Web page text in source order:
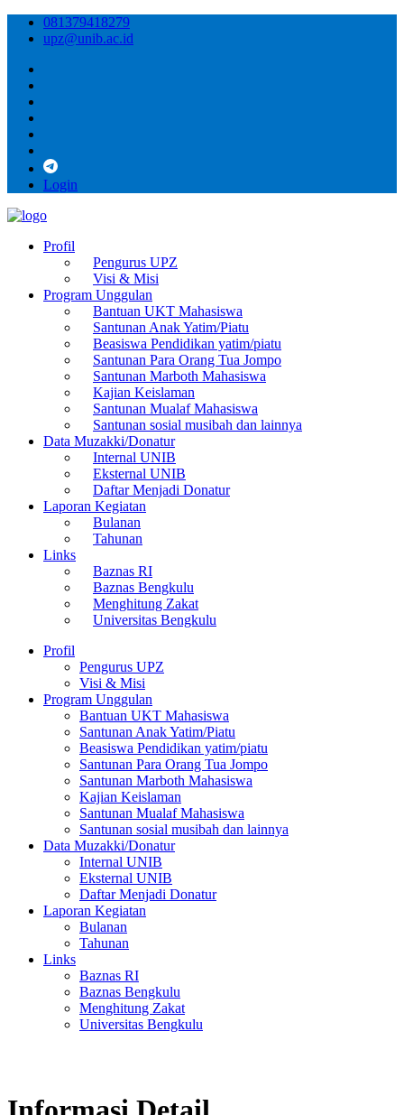
081379418279
upz@unib.ac.id
Login
Profil
Pengurus UPZ
Visi & Misi
Program Unggulan
Bantuan UKT Mahasiswa
Santunan Anak Yatim/Piatu
Beasiswa Pendidikan yatim/piatu
Santunan Para Orang Tua Jompo
Santunan Marboth Mahasiswa
Kajian Keislaman
Santunan Mualaf Mahasiswa
Santunan sosial musibah dan lainnya
Data Muzakki/Donatur
Internal UNIB
Eksternal UNIB
Daftar Menjadi Donatur
Laporan Kegiatan
Bulanan
Tahunan
Links
Baznas RI
Baznas Bengkulu
Menghitung Zakat
Universitas Bengkulu
Profil
Pengurus UPZ
Visi & Misi
Program Unggulan
Bantuan UKT Mahasiswa
Santunan Anak Yatim/Piatu
Beasiswa Pendidikan yatim/piatu
Santunan Para Orang Tua Jompo
Santunan Marboth Mahasiswa
Kajian Keislaman
Santunan Mualaf Mahasiswa
Santunan sosial musibah dan lainnya
Data Muzakki/Donatur
Internal UNIB
Eksternal UNIB
Daftar Menjadi Donatur
Laporan Kegiatan
Bulanan
Tahunan
Links
Baznas RI
Baznas Bengkulu
Menghitung Zakat
Universitas Bengkulu